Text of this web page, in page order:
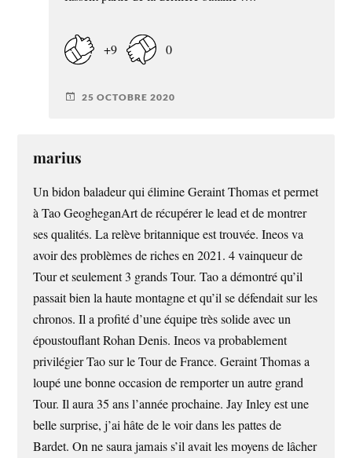
+9 0
25 OCTOBRE 2020
marius
Un bidon baladeur qui élimine Geraint Thomas et permet
à Tao GeogheganArt de récupérer le lead et de montrer
ses qualités. La relève britannique est trouvée. Ineos va
avoir des problèmes de riches en 2021. 4 vainqueur de
Tour et seulement 3 grands Tour. Tao a démontré qu’il
passait bien la haute montagne et qu’il se défendait sur les
chronos. Il a profité d’une équipe très solide avec un
époustouflant Rohan Denis. Ineos va probablement
privilégier Tao sur le Tour de France. Geraint Thomas a
loupé une bonne occasion de remporter un autre grand
Tour. Il aura 35 ans l’année prochaine. Jay Inley est une
belle surprise, j’ai hâte de le voir dans les pattes de
Bardet. On ne saura jamais s’il avait les moyens de lâcher